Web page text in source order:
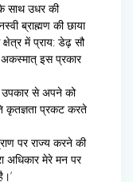
साथ उधर की
ब्राह्मण की छाया
में प्राय: डेढ़ सौ
इस प्रकार
से अपने को
कृतज्ञता प्रकट करते
पर राज्य करने की
अधिकार मेरे मन पर